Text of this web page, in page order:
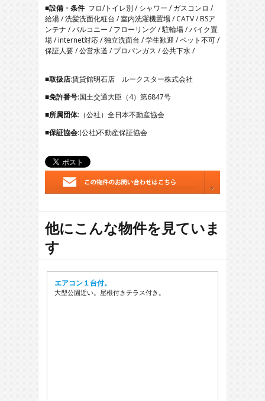
13
14
15
16
■設備・条件 フロ/トイレ別 / シャワー / ガスコンロ /
給湯 / 洗髪洗面化粧台 / 室内洗濯機置場 / CATV / BSア
ンテナ / バルコニー / フローリング / 駐輪場 / バイク置
場 / internet対応 / 独立洗面台 / 学生歓迎 / ペット不可 /
保証人要 / 公営水道 / プロパンガス / 公共下水 /
■取扱店:賃貸館明石店 ルークスター株式会社
■免許番号:国土交通大臣（4）第6847号
■所属団体:（公社）全日本不動産協会
■保証協会:(公社)不動産保証協会
他にこんな物件を見ていま
す
エアコン１台付。
大型公園近い。屋根付きテラス付き。